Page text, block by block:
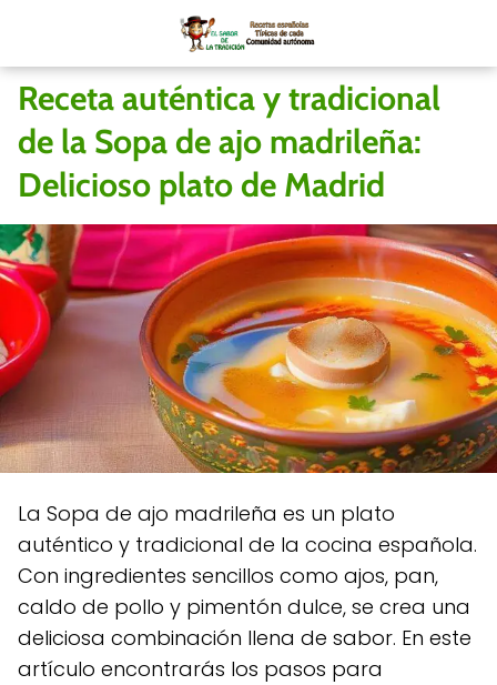
Receta auténtica y tradicional
de la Sopa de ajo madrileña:
Delicioso plato de Madrid
La Sopa de ajo madrileña es un plato
auténtico y tradicional de la cocina española.
Con ingredientes sencillos como ajos, pan,
caldo de pollo y pimentón dulce, se crea una
deliciosa combinación llena de sabor. En este
artículo encontrarás los pasos para